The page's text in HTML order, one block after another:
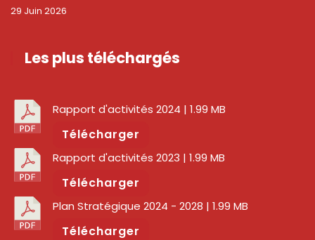
29 Juin 2026
Les plus téléchargés
Rapport d'activités 2024 | 1.99 MB
Télécharger
Rapport d'activités 2023 | 1.99 MB
Télécharger
Plan Stratégique 2024 - 2028 | 1.99 MB
Télécharger